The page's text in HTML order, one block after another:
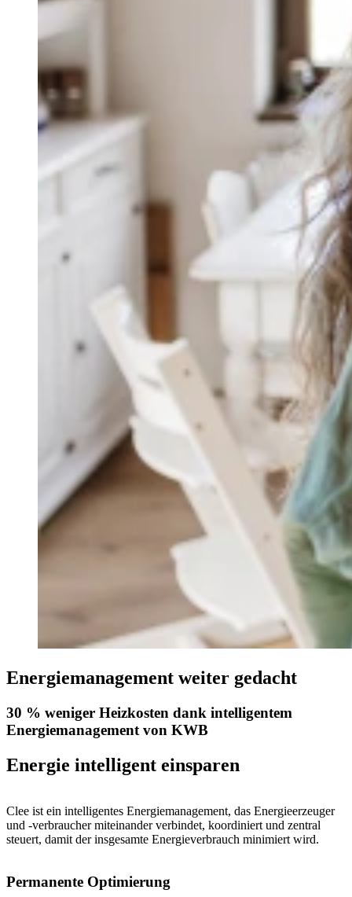
Energiemanagement weiter gedacht
30 % weniger Heizkosten dank intelligentem
Energiemanagement von KWB
Energie intelligent einsparen
Clee ist ein intelligentes Energiemanagement, das Energieerzeuger
und -verbraucher miteinander verbindet, koordiniert und zentral
steuert, damit der insgesamte Energieverbrauch minimiert wird.
Permanente Optimierung